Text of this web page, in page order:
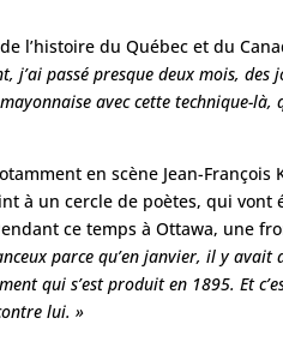
l’histoire du Québec et du
j’ai passé presque deux mois,
avec cette technique-
en scène Jean-
à un cercle de poètes, qui
ce temps à Ottawa, une
parce qu’en janvier, il y
qui s’est produit en 1895. Et
lui. »